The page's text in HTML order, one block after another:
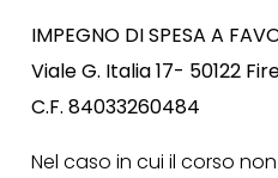
IMPEGNO DI SPESA A
Viale G. Italia 17- 50122
C.F. 84033260484
Nel caso in cui il corso